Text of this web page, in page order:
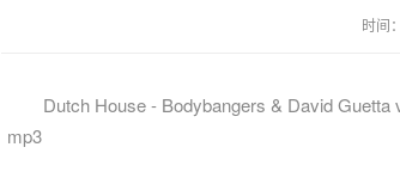
时间
Dutch House - Bodybangers & David
mp3